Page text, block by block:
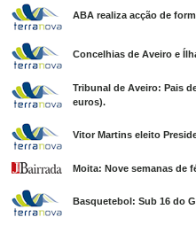
ABA realiza acção de
Concelhias de Aveiro e
Tribunal de Aveiro: Pais
euros).
Vitor Martins eleito
Moita: Nove semanas de
Basquetebol: Sub 16 do